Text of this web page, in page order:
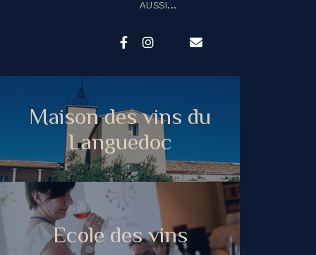
AUSSI...
Maison des vins du
Languedoc
Ecole des vins